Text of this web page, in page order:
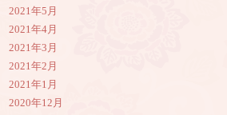
2021年5月
2021年4月
2021年3月
2021年2月
2021年1月
2020年12月